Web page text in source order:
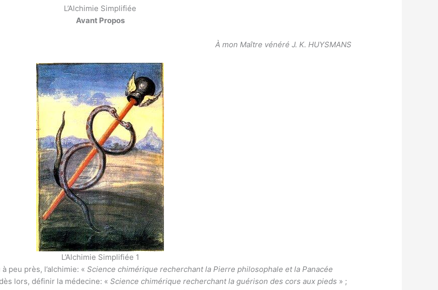
L’Alchimie Simplifiée
Avant Propos
À mon Maître vénéré J. K. HUYSMANS
L’Alchimie Simplifiée 1
peu près, l’alchimie: «Science chimérique recherchant la Pierre philosophale et la Panacée
lors, définir la médecine: «Science chimérique recherchant la guérison des cors aux pieds » ;